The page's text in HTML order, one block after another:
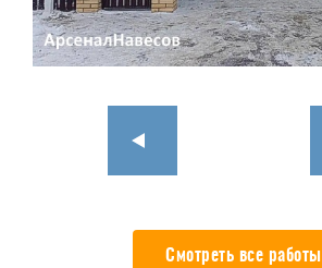
Смотреть все работы